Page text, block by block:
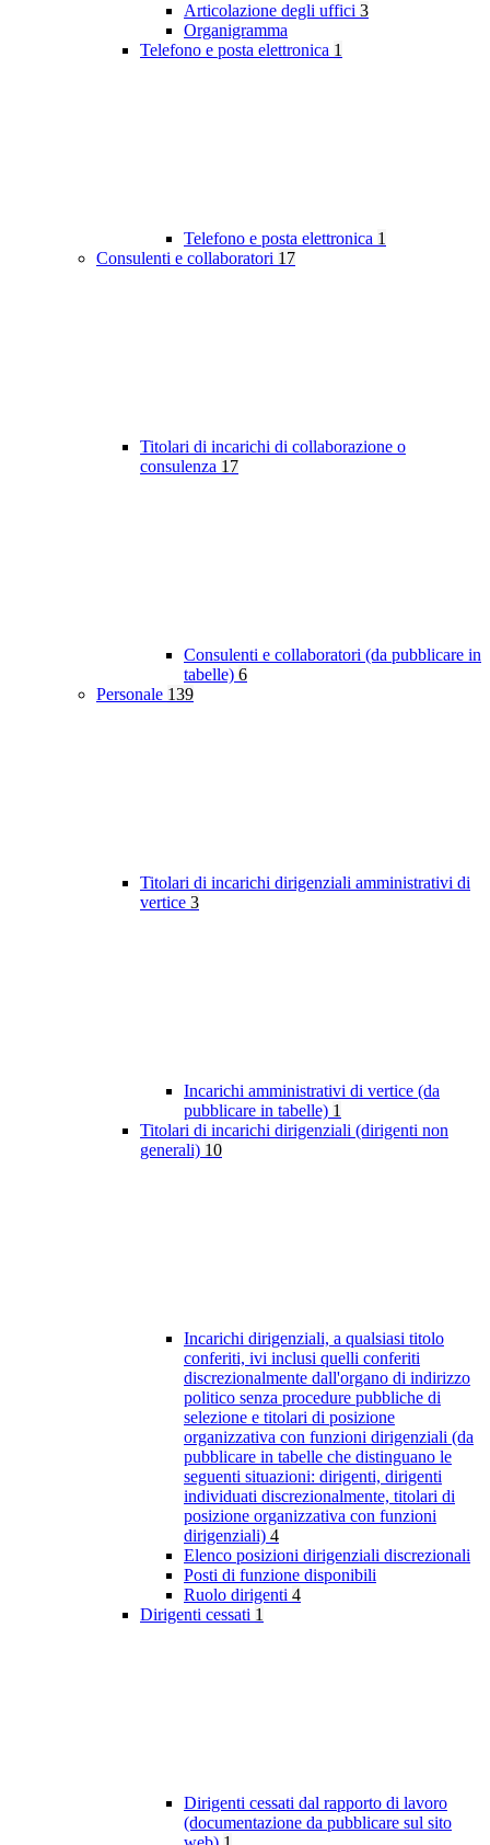
Articolazione degli uffici 3
Organigramma
Telefono e posta elettronica 1
Telefono e posta elettronica 1
Consulenti e collaboratori 17
Titolari di incarichi di collaborazione o
consulenza 17
Consulenti e collaboratori (da pubblicare in
tabelle) 6
Personale 139
Titolari di incarichi dirigenziali amministrativi di
vertice 3
Incarichi amministrativi di vertice (da
pubblicare in tabelle) 1
Titolari di incarichi dirigenziali (dirigenti non
generali) 10
Incarichi dirigenziali, a qualsiasi titolo
conferiti, ivi inclusi quelli conferiti
discrezionalmente dall'organo di indirizzo
politico senza procedure pubbliche di
selezione e titolari di posizione
organizzativa con funzioni dirigenziali (da
pubblicare in tabelle che distinguano le
seguenti situazioni: dirigenti, dirigenti
individuati discrezionalmente, titolari di
posizione organizzativa con funzioni
dirigenziali) 4
Elenco posizioni dirigenziali discrezionali
Posti di funzione disponibili
Ruolo dirigenti 4
Dirigenti cessati 1
Dirigenti cessati dal rapporto di lavoro
(documentazione da pubblicare sul sito